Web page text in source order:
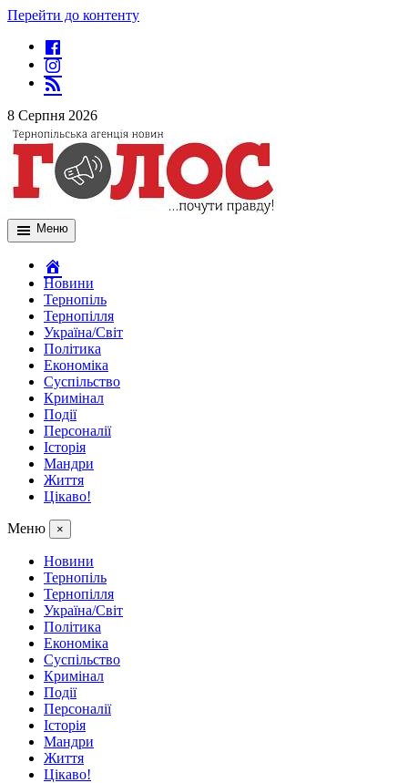
Перейти до контенту
8 Серпня 2026
Меню
Новини
Тернопіль
Тернопілля
Україна/Світ
Політика
Економіка
Суспільство
Кримінал
Події
Персоналії
Історія
Мандри
Життя
Цікаво!
Меню ×
Новини
Тернопіль
Тернопілля
Україна/Світ
Політика
Економіка
Суспільство
Кримінал
Події
Персоналії
Історія
Мандри
Життя
Цікаво!